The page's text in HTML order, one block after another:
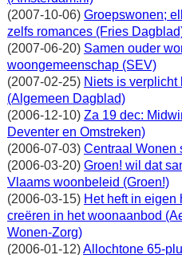
(2007-10-06) Groepswonen;
zelfs romances (Fries
(2007-06-20) Samen ouder
woongemeenschap (SEV)
(2007-02-25) Niets is
(Algemeen Dagblad)
(2006-12-10) Za 19 dec:
Deventer en Omstreken)
(2006-07-03) Centraal Wonen
(2006-03-20) Groen! wil dat
Vlaams woonbeleid (Groen!)
(2006-03-15) Het heft in eigen
creëren in het woonaanbod
Wonen-Zorg)
(2006-01-12)Allochtone 65-